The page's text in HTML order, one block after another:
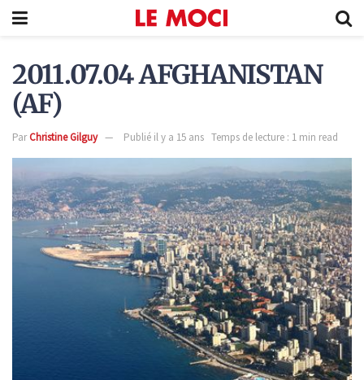
2011.07.04 AFGHANISTAN
(AF)
ParChristine Gilguy Publié il y a 15 ans Temps de lecture : 1 min read